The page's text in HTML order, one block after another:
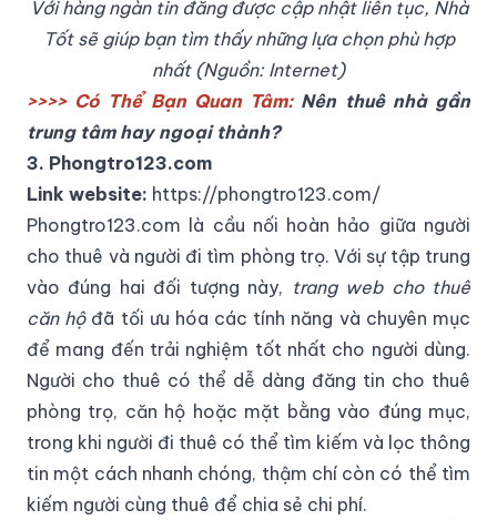
Với hàng ngàn tin đăng được cập nhật liên tục, Nhà
Tốt sẽ giúp bạn tìm thấy những lựa chọn phù hợp
nhất (Nguồn: Internet)
>>>> Có Thể Bạn Quan Tâm: Nên thuê nhà gần
trung tâm hay ngoại thành?
3. Phongtro123.com
Link website: https://phongtro123.com/
Phongtro123.com là cầu nối hoàn hảo giữa người
cho thuê và người đi tìm phòng trọ. Với sự tập trung
vào đúng hai đối tượng này, trang web cho thuê
căn hộđã tối ưu hóa các tính năng và chuyên mục
để mang đến trải nghiệm tốt nhất cho người dùng.
Người cho thuê có thể dễ dàng đăng tin cho thuê
phòng trọ, căn hộ hoặc mặt bằng vào đúng mục,
trong khi người đi thuê có thể tìm kiếm và lọc thông
tin một cách nhanh chóng, thậm chí còn có thể tìm
kiếm người cùng thuê để chia sẻ chi phí.